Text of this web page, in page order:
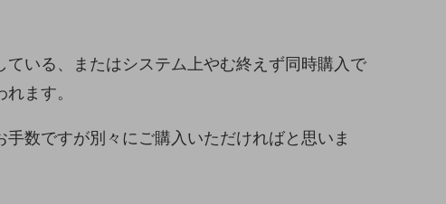
いる、またはシステム上やむ終えず同時購入で
ます。
数ですが別々にご購入いただければと思いま